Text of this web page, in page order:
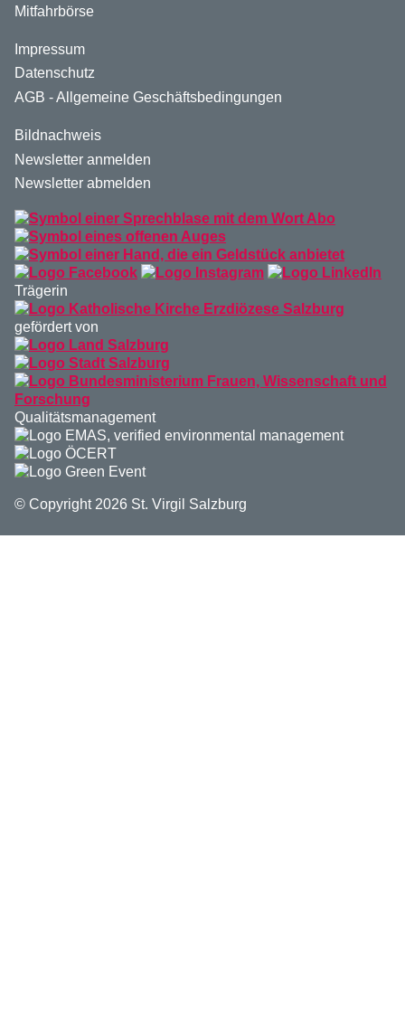
Mitfahrbörse
Impressum
Datenschutz
AGB - Allgemeine Geschäftsbedingungen
Bildnachweis
Newsletter anmelden
Newsletter abmelden
Trägerin
gefördert von
Qualitätsmanagement
© Copyright 2026 St. Virgil Salzburg